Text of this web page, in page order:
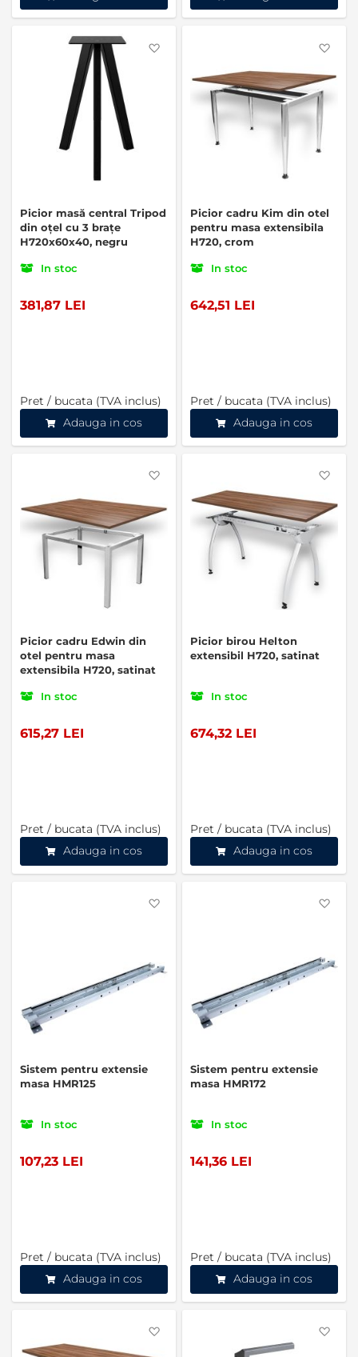
Picior masă central Tripod
din oțel cu 3 brațe
H720x60x40, negru
In stoc
381,87 LEI
Pret / bucata (TVA inclus)
Adauga in cos
Picior cadru Kim din otel
pentru masa extensibila
H720, crom
In stoc
642,51 LEI
Pret / bucata (TVA inclus)
Adauga in cos
Picior cadru Edwin din
otel pentru masa
extensibila H720, satinat
In stoc
615,27 LEI
Pret / bucata (TVA inclus)
Adauga in cos
Picior birou Helton
extensibil H720, satinat
In stoc
674,32 LEI
Pret / bucata (TVA inclus)
Adauga in cos
Sistem pentru extensie
masa HMR125
In stoc
107,23 LEI
Pret / bucata (TVA inclus)
Adauga in cos
Sistem pentru extensie
masa HMR172
In stoc
141,36 LEI
Pret / bucata (TVA inclus)
Adauga in cos